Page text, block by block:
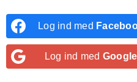
Log ind med
Log ind med Google